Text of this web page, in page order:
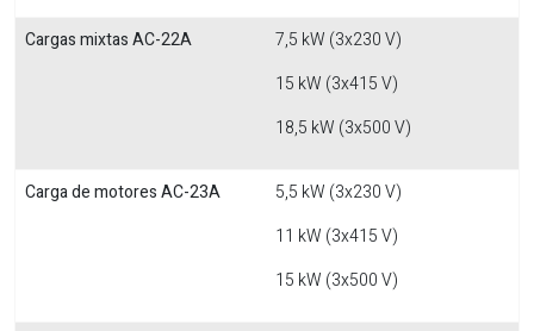
Cargas mixtas AC-22A
7,5 kW (3x230 V)
15 kW (3x415 V)
18,5 kW (3x500 V)
Carga de motores AC-23A
5,5 kW (3x230 V)
11 kW (3x415 V)
15 kW (3x500 V)